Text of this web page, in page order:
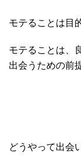
モテることは目
モテることは、
出会うための前
どうやって出会